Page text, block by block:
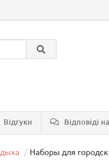
Відгуки Відповіді
Наборы для